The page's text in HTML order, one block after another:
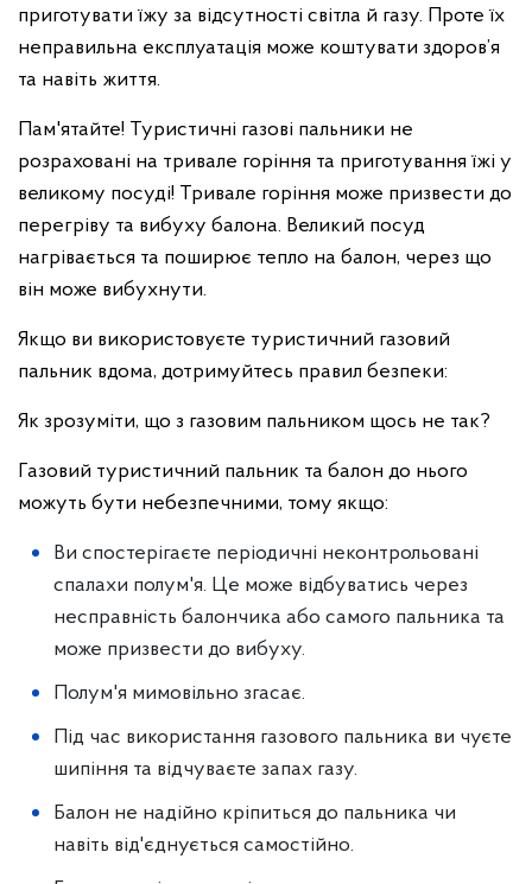
приготувати їжу за відсутності світла й газу. Проте їх
неправильна експлуатація може коштувати здоров’я
та навіть життя.
Пам'ятайте! Туристичні газові пальники не
розраховані на тривале горіння та приготування їжі у
великому посуді! Тривале горіння може призвести до
перегріву та вибуху балона. Великий посуд
нагрівається та поширює тепло на балон, через що
він може вибухнути.
Якщо ви використовуєте туристичний газовий
пальник вдома, дотримуйтесь правил безпеки:
Як зрозуміти, що з газовим пальником щось не так?
Газовий туристичний пальник та балон до нього
можуть бути небезпечними, тому якщо:
Ви спостерігаєте періодичні неконтрольовані
спалахи полум'я. Це може відбуватись через
несправність балончика або самого пальника та
може призвести до вибуху.
Полум'я мимовільно згасає.
Під час використання газового пальника ви чуєте
шипіння та відчуваєте запах газу.
Балон не надійно кріпиться до пальника чи
навіть від'єднується самостійно.